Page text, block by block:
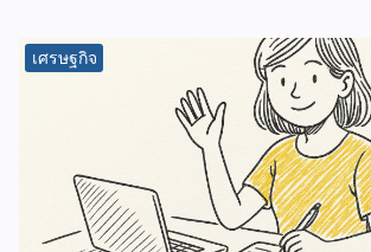
เศรษฐกิจ